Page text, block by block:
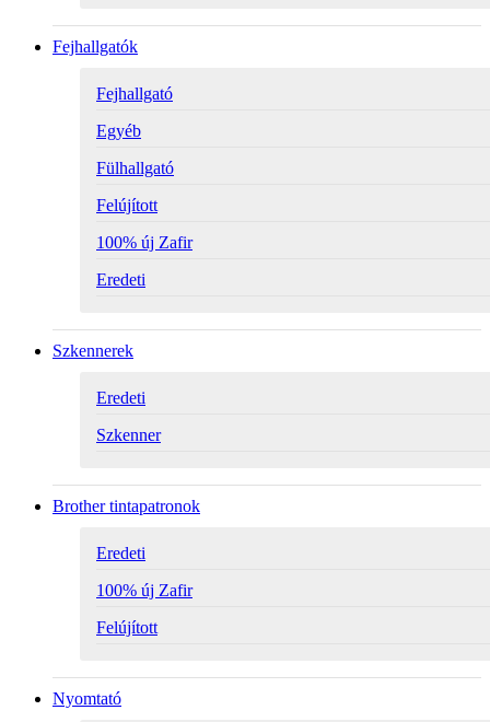
Fejhallgatók
Fejhallgató
Egyéb
Fülhallgató
Felújított
100% új Zafir
Eredeti
Szkennerek
Eredeti
Szkenner
Brother tintapatronok
Eredeti
100% új Zafir
Felújított
Nyomtató